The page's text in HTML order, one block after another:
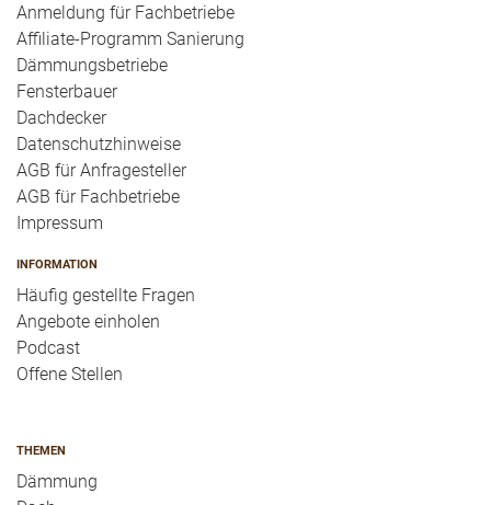
Anmeldung für Fachbetriebe
Affiliate-Programm Sanierung
Dämmungsbetriebe
Fensterbauer
Dachdecker
Datenschutzhinweise
AGB für Anfragesteller
AGB für Fachbetriebe
Impressum
INFORMATION
Häufig gestellte Fragen
Angebote einholen
Podcast
Offene Stellen
THEMEN
Dämmung